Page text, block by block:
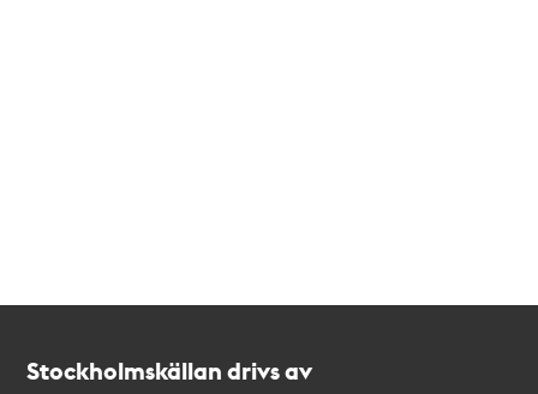
Stockholmskällan drivs av